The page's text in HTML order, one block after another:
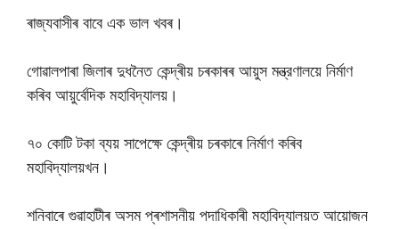
ৰাজ্যবাসীৰ বাবে এক ভাল খবৰ।
গোৱালপাৰা জিলাৰ দুধনৈত কেন্দ্ৰীয় চৰকাৰৰ আয়ুস মন্ত্রণালয়ে নিৰ্মাণ
কৰিব আয়ুৰ্বেদিক মহাবিদ্যালয়।
৭০ কোটি টকা ব্যয় সাপেক্ষে কেন্দ্ৰীয় চৰকাৰে নিৰ্মাণ কৰিব
মহাবিদ্যালয়খন।
শনিবাৰে গুৱাহাটীৰ অসম প্ৰশাসনীয় পদাধিকাৰী মহাবিদ্যালয়ত আয়োজন